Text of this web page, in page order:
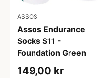
ASSOS
Assos Endurance
Socks S11 -
Foundation Green
149,00 kr